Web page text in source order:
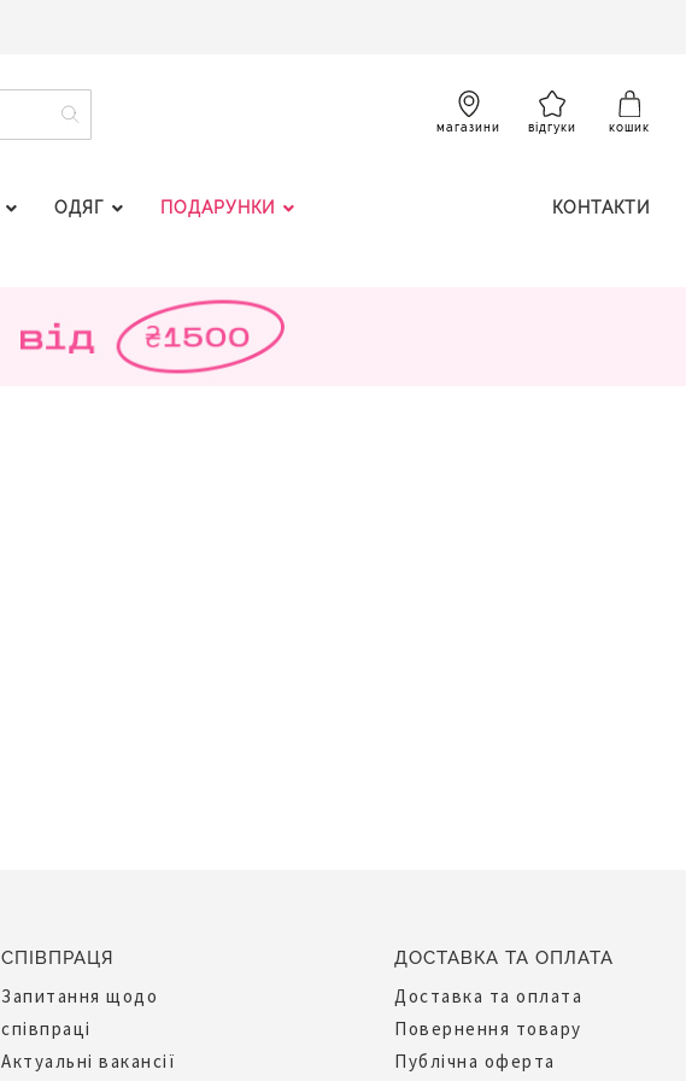
ПОШУК
магазини відгуки кошик
ОДЯГ ПОДАРУНКИ КОНТАКТИ
СПІВПРАЦЯ
Запитання щодо
співпраці
Актуальні вакансії
ДОСТАВКА ТА ОПЛАТА
Доставка та оплата
Повернення товару
Публічна оферта